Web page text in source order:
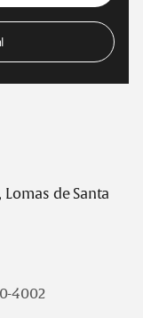
de Santa
4002